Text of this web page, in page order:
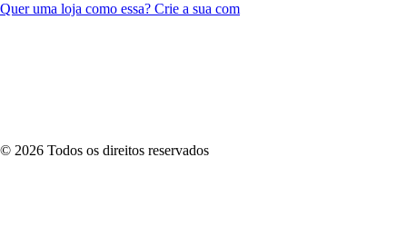
Quer uma loja como essa? Crie a sua com
© 2026 Todos os direitos reservados